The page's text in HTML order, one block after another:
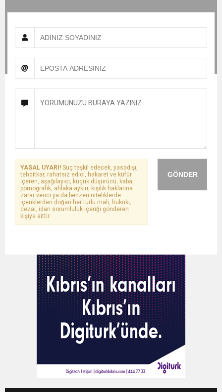
GÖNDER
YASAL UYARI! Suç teşkil edecek, yasadışı,
tehditkar, rahatsız edici, hakaret ve küfür
içeren, aşağılayıcı, küçük düşürücü, kaba,
pornografik, ahlaka aykırı, kişilik haklarına
zarar verici ya da benzeri niteliklerde
içeriklerden doğan her türlü mali, hukuki,
cezai, idari sorumluluk içeriği gönderen
kişiye aittir.